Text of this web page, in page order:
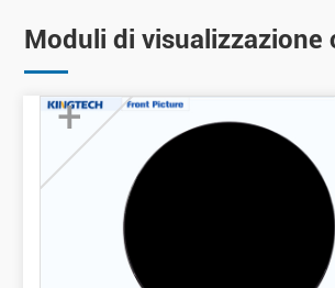
Moduli di visualizzazione
+